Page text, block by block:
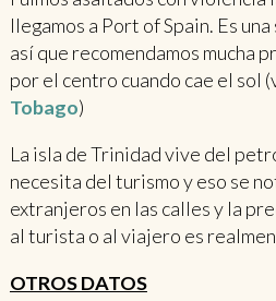
llegamos a Port of Spain. Es
así que recomendamos mucha
por el centro cuando cae el sol
Tobago)
La isla de Trinidad vive del
necesita del turismo y eso se
extranjeros en las calles y la
al turista o al viajero es
OTROS DATOS